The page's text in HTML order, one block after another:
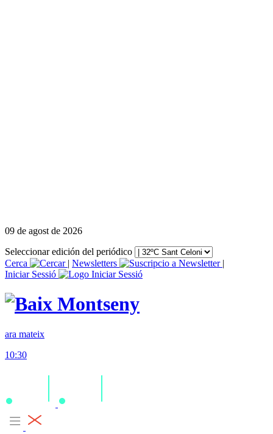
09 de agost de 2026
Seleccionar edición del periódico
Cerca
| Newsletters
|
Iniciar Sessió
ara mateix
10:30